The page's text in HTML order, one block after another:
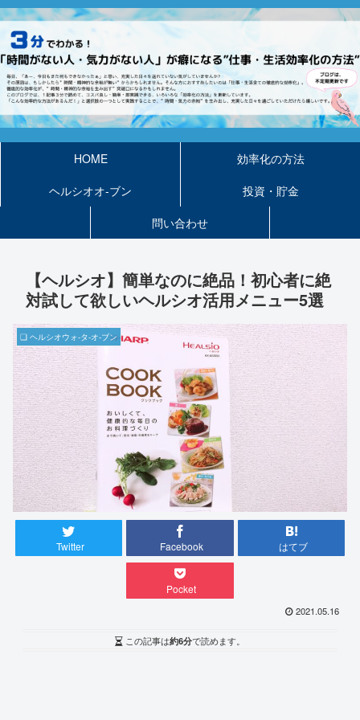
HOME
効率化の方法
ヘルシオオ-ブン
投資・貯金
問い合わせ
【ヘルシオ】簡単なのに絶品！初心者に絶
対試して欲しいヘルシオ活用メニュー5選
❏ ヘルシオウォ-タ-オ-ブン
Twitter Facebook はてブ
Pocket
2021.05.16
この記事は約6分で読めます。